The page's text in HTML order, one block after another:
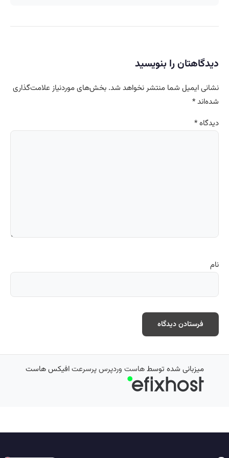
دیدگاهتان را بنویسید
نشانی ایمیل شما منتشر نخواهد شد. بخش‌های موردنیاز علامت‌گذاری
شده‌اند*
دیدگاه*
نام
میزبانی شده توسطهاست وردپرس پرسرعتافیکس هاست